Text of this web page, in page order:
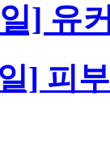
] 유
] 피